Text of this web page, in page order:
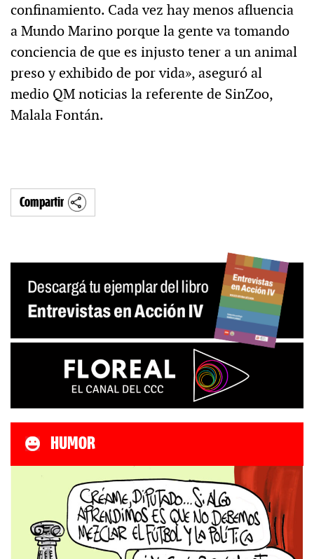
confinamiento. Cada vez hay menos afluencia
a Mundo Marino porque la gente va tomando
conciencia de que es injusto tener a un animal
preso y exhibido de por vida», aseguró al
medio QM noticias la referente de SinZoo,
Malala Fontán.
Compartir
HUMOR